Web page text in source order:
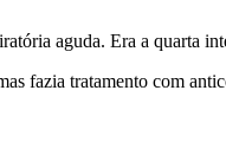
aguda. Era a quarta
fazia tratamento com